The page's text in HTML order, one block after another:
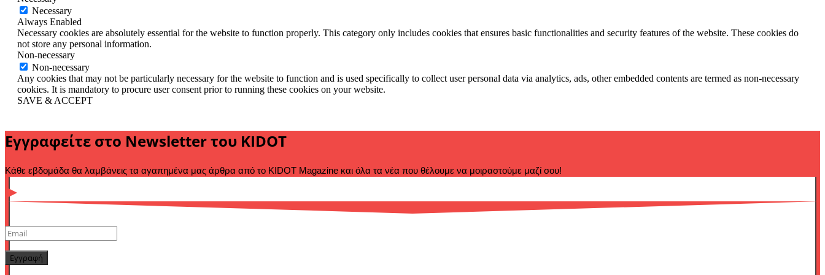
Necessary
Always Enabled
Necessary cookies are absolutely essential for the website to function properly. This category only includes cookies that ensures basic functionalities and security features of the website. These cookies do
not store any personal information.
Non-necessary
Non-necessary
Any cookies that may not be particularly necessary for the website to function and is used specifically to collect user personal data via analytics, ads, other embedded contents are termed as non-necessary
cookies. It is mandatory to procure user consent prior to running these cookies on your website.
SAVE & ACCEPT
Εγγραφείτε στο Newsletter του KIDOT
Κάθε εβδομάδα θα λαμβάνεις τα αγαπημένα μας άρθρα από το KIDOT Magazine και όλα τα νέα που θέλουμε να μοιραστούμε μαζί σου!
Εγγραφή